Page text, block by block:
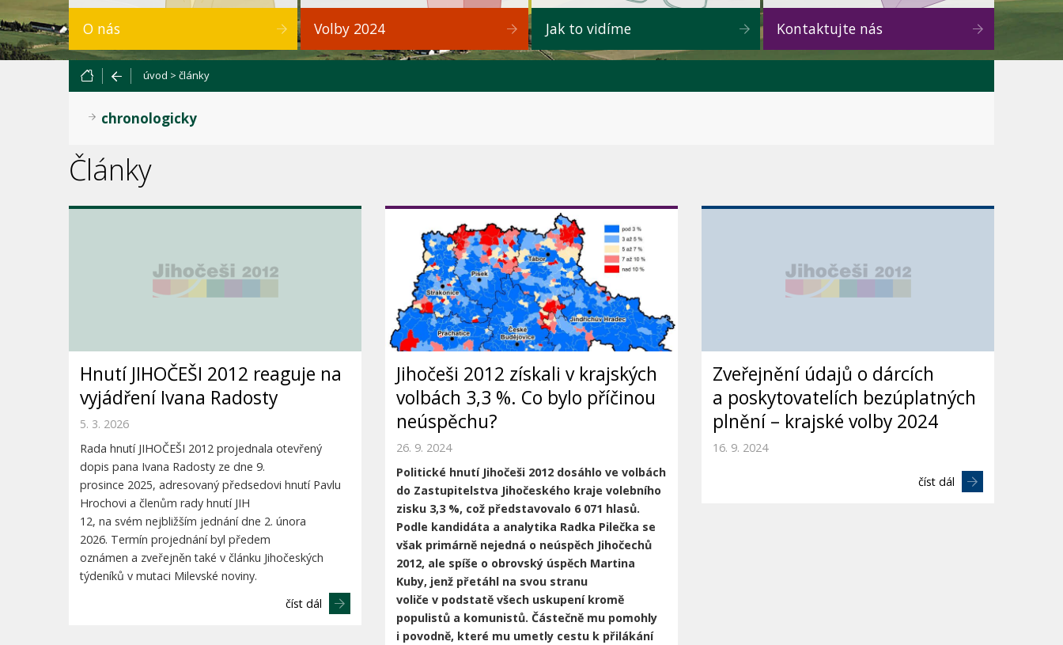
O nás Volby 2024 Jak to vidíme Kontaktujte nás
úvod > články
chronologicky
Články
Hnutí JIHOČEŠI 2012 reaguje na
vyjádření Ivana Radosty
5. 3. 2026
Rada hnutí JIHOČEŠI 2012 projednala otevřený
dopis pana Ivana Radosty ze dne 9.
prosince 2025, adresovaný předsedovi hnutí Pavlu
Hrochovi a členům rady hnutí JIH
12, na svém nejbližším jednání dne 2. února
2026. Termín projednání byl předem
oznámen a zveřejněn také v článku Jihočeských
týdeníků v mutaci Milevské noviny.
číst dál
Jihočeši 2012 získali v krajských
volbách 3,3 %. Co bylo příčinou
neúspěchu?
26. 9. 2024
Politické hnutí Jihočeši 2012 dosáhlo ve volbách
do Zastupitelstva Jihočeského kraje volebního
zisku 3,3 %, což představovalo 6 071 hlasů.
Podle kandidáta a analytika Radka Pilečka se
však primárně nejedná o neúspěch Jihočechů
2012, ale spíše o obrovský úspěch Martina
Kuby, jenž přetáhl na svou stranu
voličev podstatě všech uskupení kromě
populistů a komunistů. Částečně mu pomohly
i povodně, které mu umetly cestu k přilákání
Zveřejnění údajů o dárcích
a poskytovatelích bezúplatných
plnění – krajské volby 2024
16. 9. 2024
číst dál